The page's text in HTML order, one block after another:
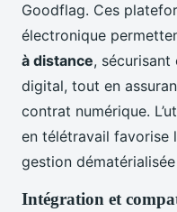
Goodflag. Ces
électronique
à distance,
digital, tout en
contrat numérique.
en télétravail favorise
gestion
Intégration et